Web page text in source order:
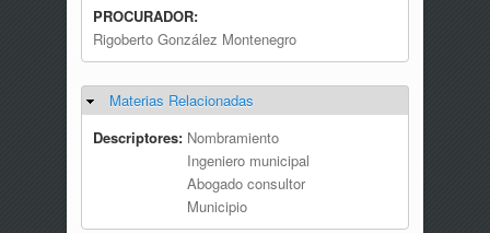
PROCURADOR:
Rigoberto González Montenegro
Ocultar
Materias Relacionadas
Descriptores: Nombramiento
Ingeniero municipal
Abogado consultor
Municipio